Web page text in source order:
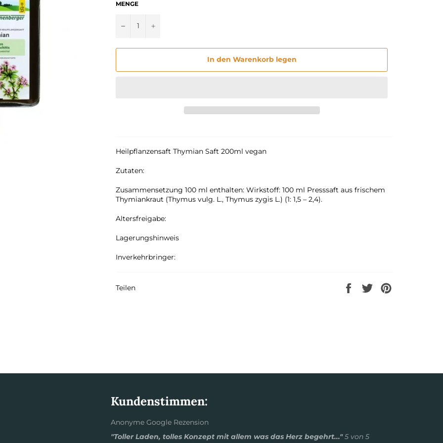
MENGE
− +
In den Warenkorb legen
Heilpflanzensaft Thymian Saft 200ml vegan
Zutaten:
Zusammensetzung 100 ml enthalten: Wirkstoff: 100 ml Presssaft aus frischem
Thymiankraut (Thymus vulg. L., Thymus zygis L.) (1: 1,5 – 2,4).
Altersfreigabe:
Lagerungshinweis
Inverkehrbringer:
Teilen
Auf
Facebook
Auf
Twitter
Kundenstimmen:
Anonyme Google Rezension
"Toller Laden, tolles Konzept mit allem was das Herz begehrt..."5 von 5